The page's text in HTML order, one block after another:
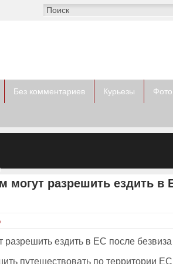
Без комментариев Курьезы Фото
могут разрешить ездить в
путешествовать по территории